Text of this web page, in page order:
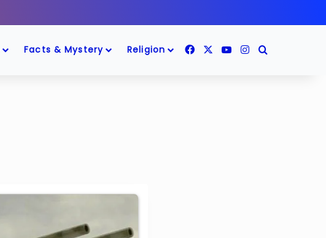
Facts & Mystery Religion FacebookYouTubeInstagram